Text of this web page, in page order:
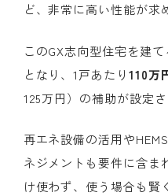
ど、非常に高い性能が求
このGX志向型住宅を建
となり、1戸あたり110万
125万円）の補助が設定さ
再エネ設備の活用やHEMS
ネジメントも要件に含ま
け使わず、使う場合も賢